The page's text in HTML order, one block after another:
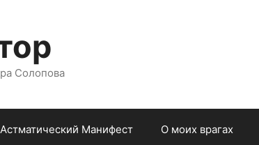
Солопова
Астматический Манифест О моих врагах